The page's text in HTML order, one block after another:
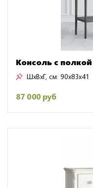
Консоль с
ШxВxГ, см: 90x83x41
87 000 руб